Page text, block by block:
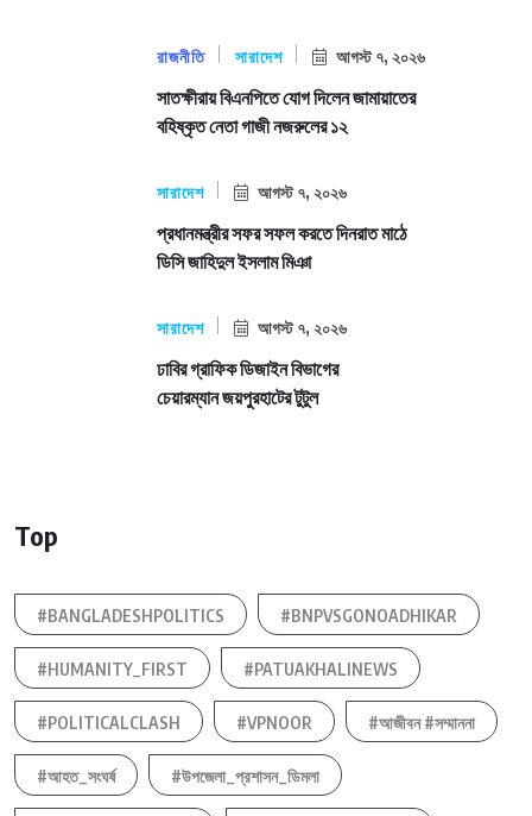
রাজনীতি সারাদেশ আগস্ট ৭, ২০২৬
সাতক্ষীরায় বিএনপিতে যোগ দিলেন জামায়াতের
বহিষ্কৃত নেতা গাজী নজরুলের ১২
সারাদেশ আগস্ট ৭, ২০২৬
প্রধানমন্ত্রীর সফর সফল করতে দিনরাত মাঠে
ডিসি জাহিদুল ইসলাম মিঞা
সারাদেশ আগস্ট ৭, ২০২৬
ঢাবির গ্রাফিক ডিজাইন বিভাগের
চেয়ারম্যান জয়পুরহাটের টুটুল
Top
#BANGLADESHPOLITICS #BNPVSGONOADHIKAR
#HUMANITY_FIRST #PATUAKHALINEWS
#POLITICALCLASH #VPNOOR #আজীবন #সম্মাননা
#আহত_সংঘর্ষ #উপজেলা_প্রশাসন_ডিমলা